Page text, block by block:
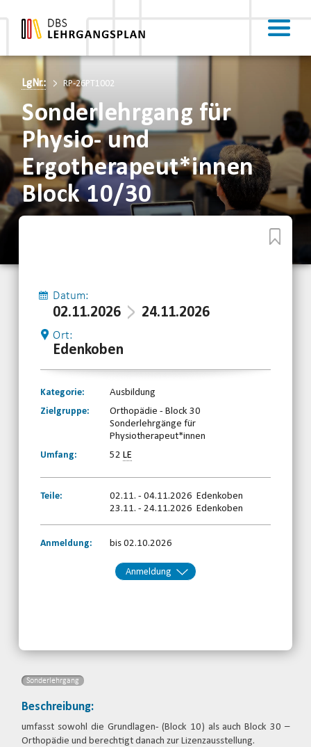
LgNr.: RP-26PT1002
Sonderlehrgang für
Physio- und
Ergotherapeut*innen
Block 10/30
Datum:
02.11.2026 24.11.2026
Ort:
Edenkoben
Kategorie:
Ausbildung
Zielgruppe:
Orthopädie - Block 30
Sonderlehrgänge für
Physiotherapeut*innen
Umfang:
52 LE
Teile:
02.11. - 04.11.2026 Edenkoben
23.11. - 24.11.2026 Edenkoben
Anmeldung: bis 02.10.2026
Anmeldung
jetzt anmelden
Sonderlehrgang
Beschreibung:
umfasst sowohl die Grundlagen- (Block 10) als auch Block 30 –
Orthopädie und berechtigt danach zur Lizenzausstellung.